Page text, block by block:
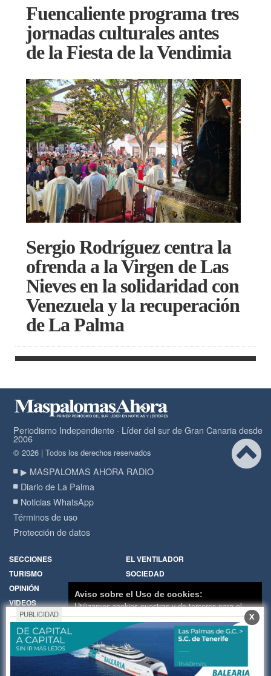
Fuencaliente programa tres
jornadas culturales antes
de la Fiesta de la Vendimia
Sergio Rodríguez centra la
ofrenda a la Virgen de Las
Nieves en la solidaridad con
Venezuela y la recuperación
de La Palma
Periodismo Independiente · Líder del sur de Gran Canaria desde
2006
© 2026 | Todos los derechos reservados
▶ MASPALOMAS AHORA RADIO
Diario de La Palma
Noticias WhatsApp
Términos de uso
Protección de datos
SECCIONES
EL VENTILADOR
TURISMO
SOCIEDAD
OPINIÓN
VIDEOS
RADIO
Política de Cookies
Hemeroteca
Encuestas
Cartas de los lectores
Fotos de los lectores
Galerías de imágenes
Temas de actualidad
Principios Editoriales
PUBLICIDAD X
Aviso sobre el Uso de cookies:
Utilizamos cookies nuestras y de terceros para el
funcionamiento del digital. Puedes consultar la lista
de cookies y como desconectarlas.Ver nuestra
Política de Privacidad y Cookies
Aceptar Cookies
Personalizar